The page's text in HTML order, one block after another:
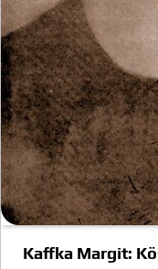
Kaffka Margit: